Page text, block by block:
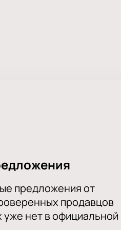
на нашем ресурсе. Каждый
исполнителей страны!
предложения от
продавцов
нет в официальной